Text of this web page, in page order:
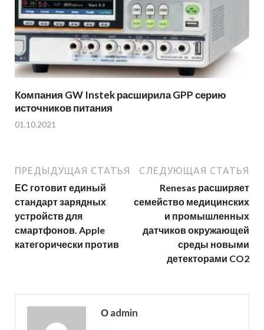
Компания GW Instek расширила GPP серию
источников питания
01.10.2021
ПРЕДЫДУЩАЯ СТАТЬЯ
ЕС готовит единый
стандарт зарядных
устройств для
смартфонов. Apple
категорически против
СЛЕДУЮЩАЯ СТАТЬЯ
Renesas расширяет
семейство медицинских
и промышленных
датчиков окружающей
среды новыми
детекторами CO2
О admin